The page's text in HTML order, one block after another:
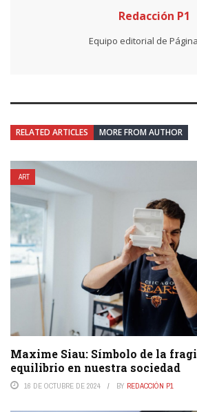
Redacción P1
Equipo editorial de
RELATED ARTICLES MORE FROM AUTHOR
ART
Maxime Siau: Símbolo de la
equilibrio en nuestra sociedad
16 DE OCTUBRE DE 2024 BY REDACCIÓN P1